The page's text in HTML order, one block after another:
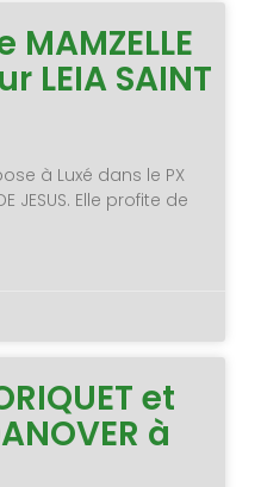
LEIA SAINT
à Luxé dans le PX
JESUS. Elle profite de
et
à